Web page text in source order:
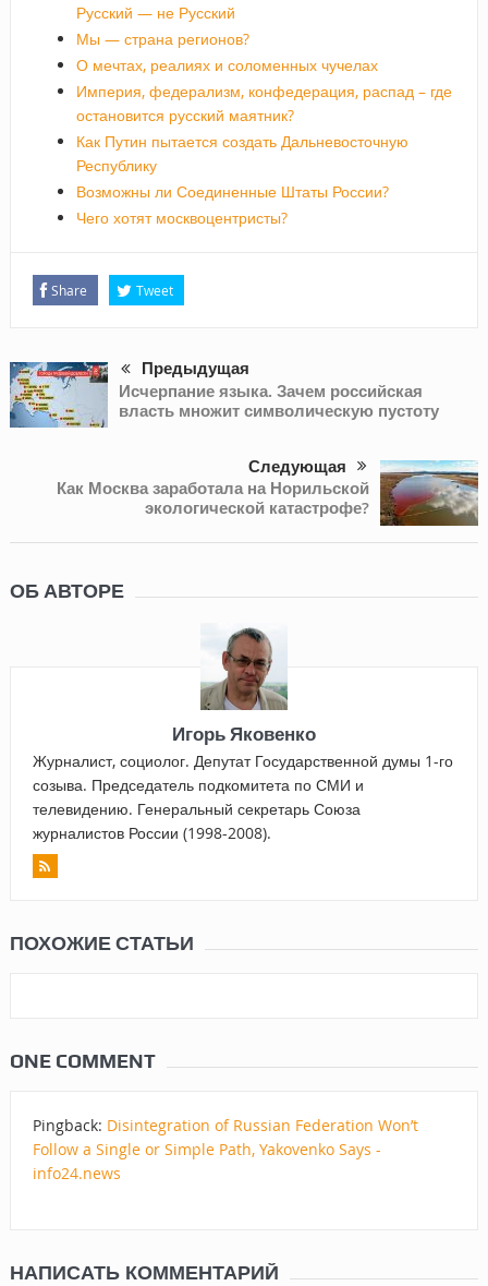
Русский — не Русский
Мы — страна регионов?
О мечтах, реалиях и соломенных чучелах
Империя, федерализм, конфедерация, распад – где
остановится русский маятник?
Как Путин пытается создать Дальневосточную
Республику
Возможны ли Соединенные Штаты России?
Чего хотят москвоцентристы?
Share Tweet
Предыдущая
Исчерпание языка. Зачем российская
власть множит символическую пустоту
Следующая
Как Москва заработала на Норильской
экологической катастрофе?
ОБ АВТОРЕ
Игорь Яковенко
Журналист, социолог. Депутат Государственной думы 1-го
созыва. Председатель подкомитета по СМИ и
телевидению. Генеральный секретарь Союза
журналистов России (1998-2008).
ПОХОЖИЕ СТАТЬИ
ONE COMMENT
Pingback: Disintegration of Russian Federation Won’t
Follow a Single or Simple Path, Yakovenko Says -
info24.news
НАПИСАТЬ КОММЕНТАРИЙ